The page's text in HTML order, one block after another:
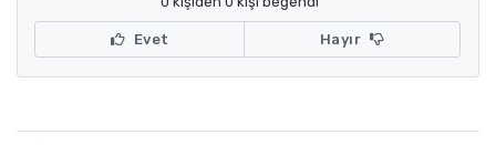
Evet Hayır